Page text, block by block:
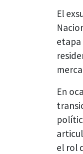
El
En
el rol